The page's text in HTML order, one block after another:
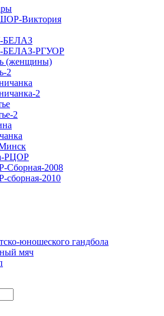
Виктория
БЕЛАЗ
БЕЛАЗ-РГУОР
(женщины)
2
2
2
РЦОР
Сборная-2008
сборная-2010
юношеского гандбола
мяч